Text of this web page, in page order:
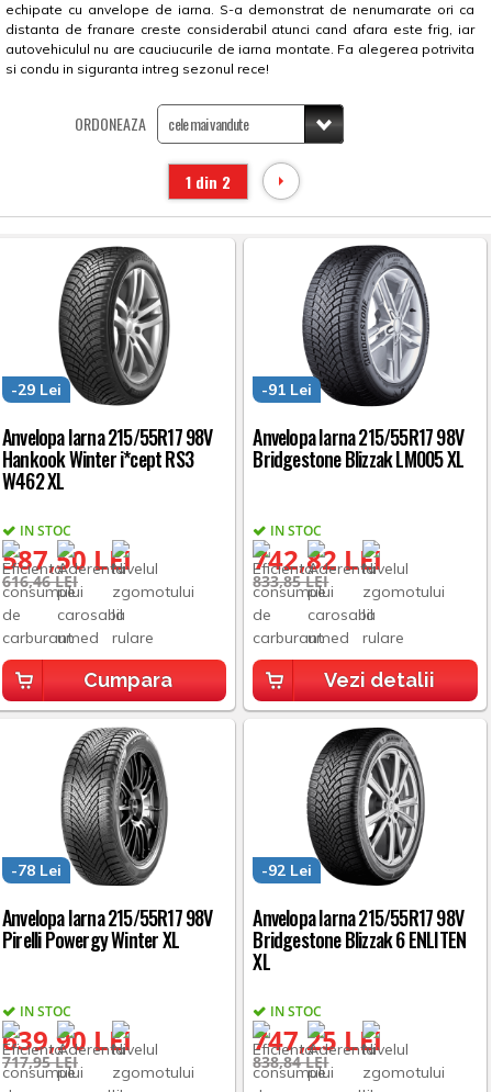
echipate cu anvelope de iarna. S-a demonstrat de nenumarate ori ca
distanta de franare creste considerabil atunci cand afara este frig, iar
autovehiculul nu are cauciucurile de iarna montate. Fa alegerea potrivita
si condu in siguranta intreg sezonul rece!
ORDONEAZA
1 din 2
Anvelopa Iarna 215/55R17 98V
Hankook Winter i*cept RS3
W462 XL
IN STOC
587,50 LEI
-29 Lei
616,46 LEI
Cumpara
Anvelopa Iarna 215/55R17 98V
Bridgestone Blizzak LM005 XL
IN STOC
742,82 LEI
-91 Lei
833,85 LEI
Vezi detalii
Anvelopa Iarna 215/55R17 98V
Pirelli Powergy Winter XL
IN STOC
639,90 LEI
-78 Lei
717,95 LEI
Anvelopa Iarna 215/55R17 98V
Bridgestone Blizzak 6 ENLITEN
XL
IN STOC
747,25 LEI
-92 Lei
838,84 LEI